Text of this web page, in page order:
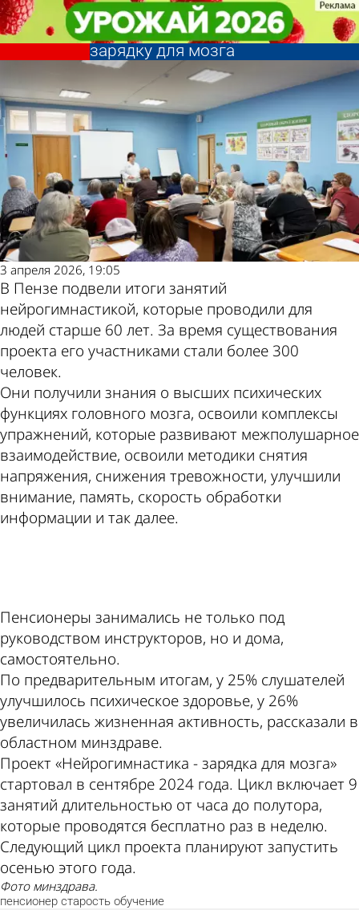
75 пензенцев улучшили
психическое здоровье, делая
зарядку для мозга
Общество
3 апреля 2026, 19:05
В Пензе подвели итоги занятий
нейрогимнастикой, которые проводили для
людей старше 60 лет. За время существования
проекта его участниками стали более 300
человек.
Они получили знания о высших психических
функциях головного мозга, освоили комплексы
упражнений, которые развивают межполушарное
взаимодействие, освоили методики снятия
напряжения, снижения тревожности, улучшили
внимание, память, скорость обработки
информации и так далее.
Пенсионеры занимались не только под
руководством инструкторов, но и дома,
самостоятельно.
По предварительным итогам, у 25% слушателей
улучшилось психическое здоровье, у 26%
увеличилась жизненная активность, рассказали в
областном минздраве.
Проект «Нейрогимнастика - зарядка для мозга»
стартовал в сентябре 2024 года. Цикл включает 9
занятий длительностью от часа до полутора,
которые проводятся бесплатно раз в неделю.
Следующий цикл проекта планируют запустить
осенью этого года.
Фото минздрава.
пенсионер старость обучение
75 пензенцев улучшили
психическое здоровье, делая
зарядку для мозга
Общество
Другие новости по
теме
Погода и курсы
валют в Пензе